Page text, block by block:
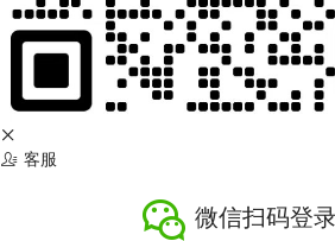
客服
微信扫码登